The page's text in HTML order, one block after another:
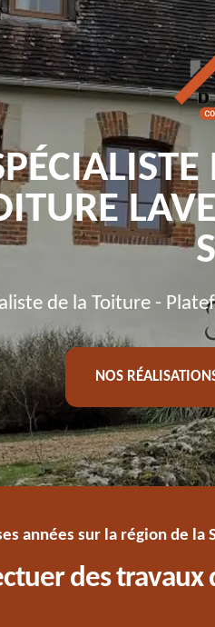
de la Toiture -
NOS
années sur la région de la
des travaux